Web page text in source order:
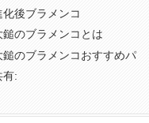
化後ブラメンコ
鎚のブラメンコとは
鎚のブラメンコおすすめパ
有: